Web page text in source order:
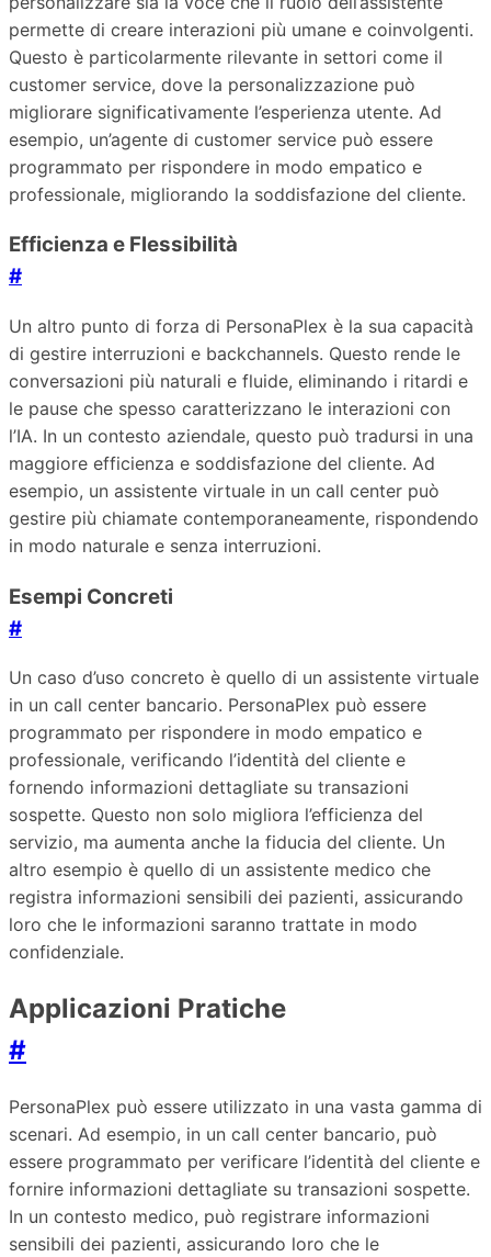
permette di creare interazioni più umane e coinvolgenti.
Questo è particolarmente rilevante in settori come il
customer service, dove la personalizzazione può
migliorare significativamente l’esperienza utente. Ad
esempio, un’agente di customer service può essere
programmato per rispondere in modo empatico e
professionale, migliorando la soddisfazione del cliente.
Efficienza e Flessibilità
#
Un altro punto di forza di PersonaPlex è la sua capacità
di gestire interruzioni e backchannels. Questo rende le
conversazioni più naturali e fluide, eliminando i ritardi e
le pause che spesso caratterizzano le interazioni con
l’IA. In un contesto aziendale, questo può tradursi in una
maggiore efficienza e soddisfazione del cliente. Ad
esempio, un assistente virtuale in un call center può
gestire più chiamate contemporaneamente, rispondendo
in modo naturale e senza interruzioni.
Esempi Concreti
#
Un caso d’uso concreto è quello di un assistente virtuale
in un call center bancario. PersonaPlex può essere
programmato per rispondere in modo empatico e
professionale, verificando l’identità del cliente e
fornendo informazioni dettagliate su transazioni
sospette. Questo non solo migliora l’efficienza del
servizio, ma aumenta anche la fiducia del cliente. Un
altro esempio è quello di un assistente medico che
registra informazioni sensibili dei pazienti, assicurando
loro che le informazioni saranno trattate in modo
confidenziale.
Applicazioni Pratiche
#
PersonaPlex può essere utilizzato in una vasta gamma di
scenari. Ad esempio, in un call center bancario, può
essere programmato per verificare l’identità del cliente e
fornire informazioni dettagliate su transazioni sospette.
In un contesto medico, può registrare informazioni
sensibili dei pazienti, assicurando loro che le